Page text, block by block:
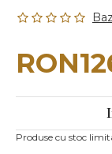
Produse cu stoc